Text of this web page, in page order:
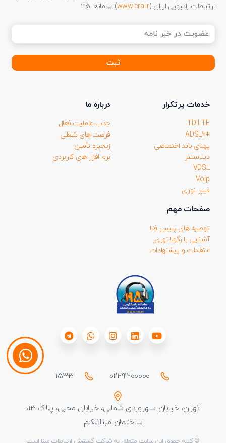
ارتباطات رادیویی ایران (www.cra.ir) سامانه ۱۹۵
عضویت
در
خبر
نامه
خدمات پرتکرار
TD-LTE
+ADSL2
پهنای باند اختصاصی
دیتاسنتر
VDSL
Voip
فیبر نوری
درباره ما
جذب عاملیت فعال
فرصت های شغلی
زنجیره تأمین
نرم افزار های کاربردی
صفحات مهم
توصیه های پلیس فتا
آشنایی با رگولاتوری
انتقادات و پیشنهادات
021-۹۱۲۰۰۰۰۰ ۱۵۳۳
تهران، خیابان سهروردی شمالی، خیابان محبی، پلاک ۱۳،
ساختمان مبناتلکام